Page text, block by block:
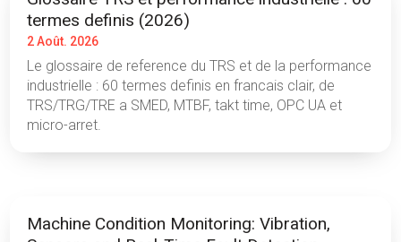
termes definis (2026)
2 Août. 2026
Le glossaire de reference du TRS et de la performance
industrielle : 60 termes definis en francais clair, de
TRS/TRG/TRE a SMED, MTBF, takt time, OPC UA et
micro-arret.
Machine Condition Monitoring: Vibration,